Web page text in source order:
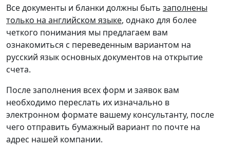
Все документы и бланки должны быть заполнены
только на английском языке, однако для более
четкого понимания мы предлагаем вам
ознакомиться с переведенным вариантом на
русский язык основных документов на открытие
счета.
После заполнения всех форм и заявок вам
необходимо переслать их изначально в
электронном формате вашему консультанту, после
чего отправить бумажный вариант по почте на
адрес нашей компании.